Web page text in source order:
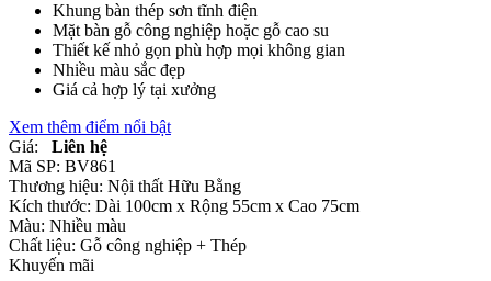
Khung bàn thép sơn tĩnh điện
Mặt bàn gỗ công nghiệp hoặc gỗ cao su
Thiết kế nhỏ gọn phù hợp mọi không gian
Nhiều màu sắc đẹp
Giá cả hợp lý tại xưởng
Xem thêm điểm nổi bật
Giá:
Liên hệ
Mã SP: BV861
Thương hiệu: Nội thất Hữu Bằng
Kích thước: Dài 100cm x Rộng 55cm x Cao 75cm
Màu: Nhiều màu
Chất liệu: Gỗ công nghiệp + Thép
Khuyến mãi